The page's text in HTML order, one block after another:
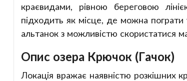
краєвидами, рівною береговою
підходить як місце, де можна
альтанок з можливістю скористатися
Опис озера Крючок (Гачок)
Локація вражає наявністю розкішних